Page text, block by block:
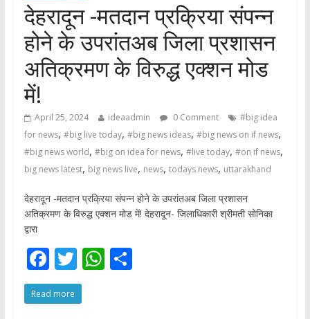
देहरादून -मतदान प्रक्रिया संपन्न
होने के उपरांतअब जिला प्रशासन
अतिक्रमण के विरुद्ध एक्शन मोड
में!
April 25, 2024 ideaadmin 0 Comment
#big idea
for news, #big live today, #big news ideas, #big news on if news,
#big news world, #big on idea for news, #live today, #on if news,
big news latest, big news live, news, todays news, uttarakhand
देहरादून -मतदान प्रक्रिया संपन्न होने के उपरांतअब जिला प्रशासन
अतिक्रमण के विरुद्ध एक्शन मोड में! देहरादून- जिलाधिकारी श्रीमती सोनिका
द्वारा
F
ac
e
T
w
itt
W S
Read more